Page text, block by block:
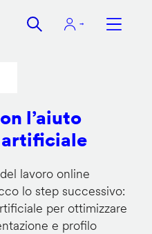
l’aiuto
artificiale
lavoro online
lo step successivo:
per ottimizzare
e profilo